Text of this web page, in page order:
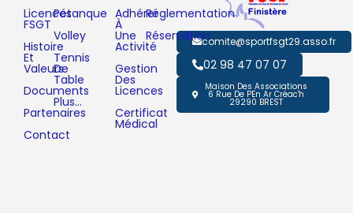
comite@sportfsgt29.asso.fr
02 98 47 07 07
Maison Des Associations
6 Rue De PEn Ar Créac'h
29290 BREST
Licences
FSGT
Histoire
Et
Valeurs
Documents
Partenaires
Contact
Pétanque
Volley
Tennis
De
Table
Plus…
Adhérer
À
Une
Activité
Gestion
Des
Licences
Certificat
Médical
Réglementation
Réservation